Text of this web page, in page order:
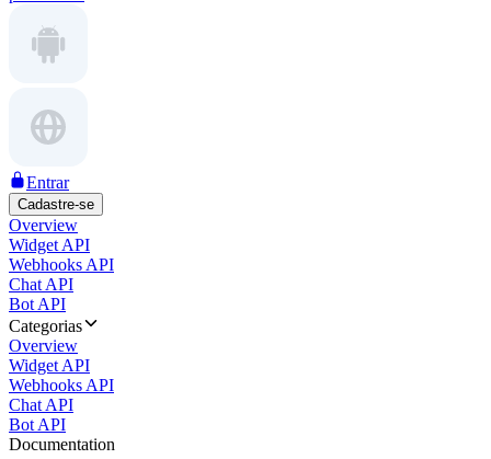
Entrar
Cadastre-se
Overview
Widget API
Webhooks API
Chat API
Bot API
Categorias
Overview
Widget API
Webhooks API
Chat API
Bot API
Documentation